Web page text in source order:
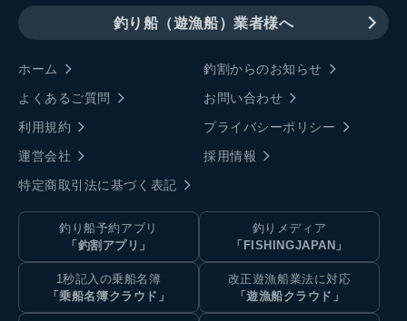
釣り船（遊漁船）業者様へ
ホーム
釣割からのお知らせ
よくあるご質問
お問い合わせ
利用規約
プライバシーポリシー
運営会社
採用情報
特定商取引法に基づく表記
釣り船予約アプリ
「釣割アプリ」
釣りメディア
「FISHINGJAPAN」
1秒記入の乗船名簿
「乗船名簿クラウド」
改正遊漁船業法に対応
「遊漁船クラウド」